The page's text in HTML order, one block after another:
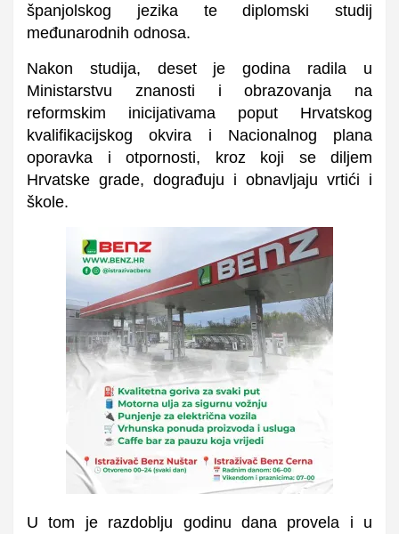
španjolskog jezika te diplomski studij
međunarodnih odnosa.
Nakon studija, deset je godina radila u
Ministarstvu znanosti i obrazovanja na
reformskim inicijativama poput Hrvatskog
kvalifikacijskog okvira i Nacionalnog plana
oporavka i otpornosti, kroz koji se diljem
Hrvatske grade, dograđuju i obnavljaju vrtići i
škole.
U tom je razdoblju godinu dana provela i u